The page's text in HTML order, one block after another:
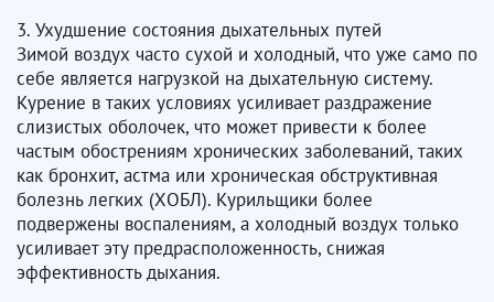
3. Ухудшение состояния дыхательных путей
Зимой воздух часто сухой и холодный, что уже само по
себе является нагрузкой на дыхательную систему.
Курение в таких условиях усиливает раздражение
слизистых оболочек, что может привести к более
частым обострениям хронических заболеваний, таких
как бронхит, астма или хроническая обструктивная
болезнь легких (ХОБЛ). Курильщики более
подвержены воспалениям, а холодный воздух только
усиливает эту предрасположенность, снижая
эффективность дыхания.